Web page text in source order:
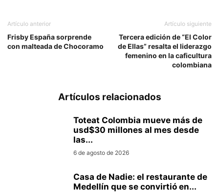
Artículo anterior
Frisby España sorprende
con malteada de Chocoramo
Artículo siguiente
Tercera edición de “El Color
de Ellas” resalta el liderazgo
femenino en la caficultura
colombiana
Artículos relacionados
Toteat Colombia mueve más de
usd$30 millones al mes desde
las...
6 de agosto de 2026
Casa de Nadie: el restaurante de
Medellín que se convirtió en...